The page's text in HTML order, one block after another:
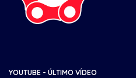
YOUTUBE - ÚLTIMO VÍDEO